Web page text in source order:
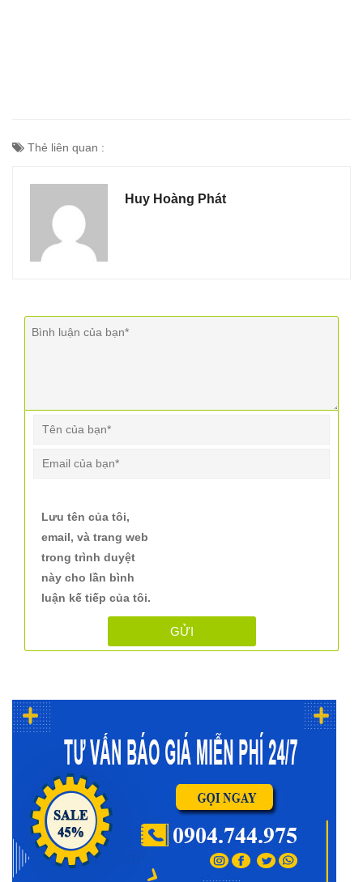
Thẻ liên quan :
Huy Hoàng Phát
Lưu tên của tôi,
email, và trang web
trong trình duyệt
này cho lần bình
luận kế tiếp của tôi.